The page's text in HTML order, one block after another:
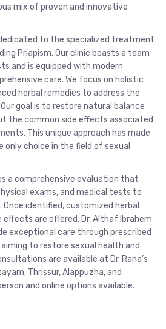
mix of proven and innovative
dedicated to the specialized treatment
Priapism. Our clinic boasts a team
and is equipped with modern
care. We focus on holistic
herbal remedies to address the
goal is to restore natural balance
the common side effects associated
This unique approach has made
only choice in the field of sexual
a comprehensive evaluation that
exams, and medical tests to
identified, customized herbal
are offered. Dr. Althaf Ibrahem
exceptional care through prescribed
to restore sexual health and
are available at Dr. Rana’s
Thrissur, Alappuzha, and
and online options available.